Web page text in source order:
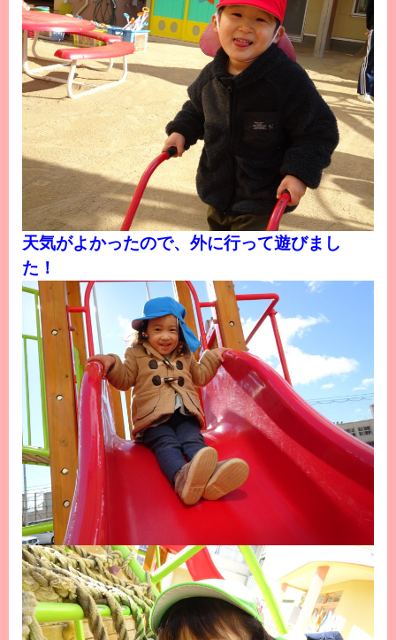
天気がよかったので、外に行って遊びまし
た！